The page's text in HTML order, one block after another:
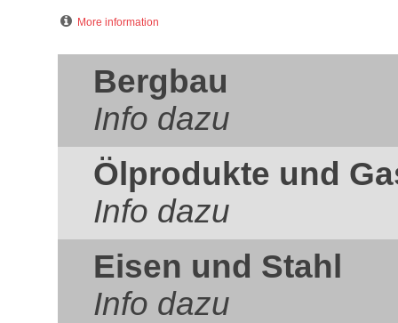
More information
Bergbau
Info dazu
Ölprodukte und
Info dazu
Eisen und Stahl
Info dazu